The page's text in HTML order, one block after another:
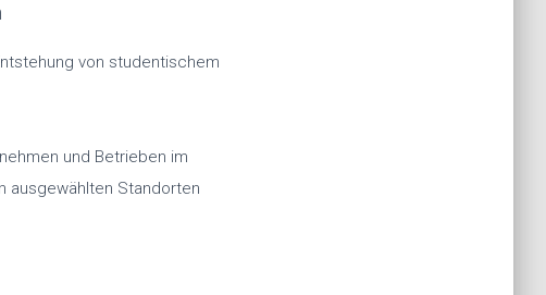
von studentischem
und Betrieben im
ausgewählten Standorten